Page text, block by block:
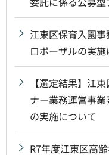
江東区保育入園
ロポーザルの実施
【選定結果】江
ナー業務運営事
の実施について
R7年度江東区高